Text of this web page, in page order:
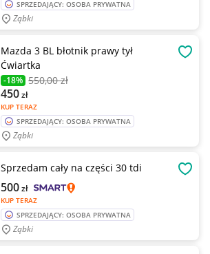
SPRZEDAJĄCY: OSOBA PRYWATNA
Ząbki
Mazda 3 BL błotnik prawy tył
Ćwiartka
-18% 550,00 zł
KUP TERAZ
450zł
SPRZEDAJĄCY: OSOBA PRYWATNA
Ząbki
Sprzedam cały na części 30 tdi
KUP TERAZ
500zł
SPRZEDAJĄCY: OSOBA PRYWATNA
Ząbki